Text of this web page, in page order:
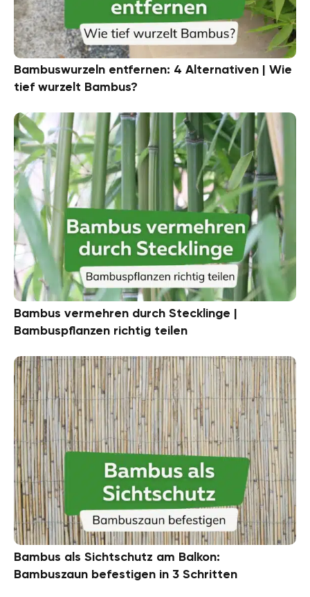
Bambuswurzeln entfernen: 4 Alternativen | Wie
tief wurzelt Bambus?
Bambus vermehren durch Stecklinge |
Bambuspflanzen richtig teilen
Bambus als Sichtschutz am Balkon:
Bambuszaun befestigen in 3 Schritten